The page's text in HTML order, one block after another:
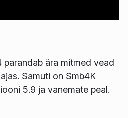
parandab ära mitmed vead
Samuti on Smb4K
5.9 ja vanemate peal.